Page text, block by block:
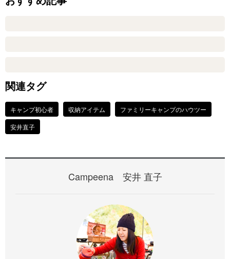
関連タグ
キャンプ初心者 収納アイテム
ファミリーキャンプのハウツー
安井直子
Campeena 安井 直子